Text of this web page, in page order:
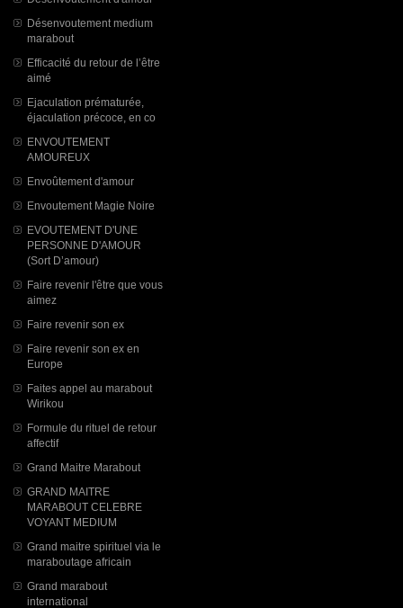
Désenvoutement medium
marabout
Efficacité du retour de l’être
aimé
Ejaculation prématurée,
éjaculation précoce, en co
ENVOUTEMENT
AMOUREUX
Envoûtement d'amour
Envoutement Magie Noire
EVOUTEMENT D'UNE
PERSONNE D'AMOUR
(Sort D’amour)
Faire revenir l'être que vous
aimez
Faire revenir son ex
Faire revenir son ex en
Europe
Faites appel au marabout
Wirikou
Formule du rituel de retour
affectif
Grand Maitre Marabout
GRAND MAITRE
MARABOUT CELEBRE
VOYANT MEDIUM
Grand maitre spirituel via le
maraboutage africain
Grand marabout
international